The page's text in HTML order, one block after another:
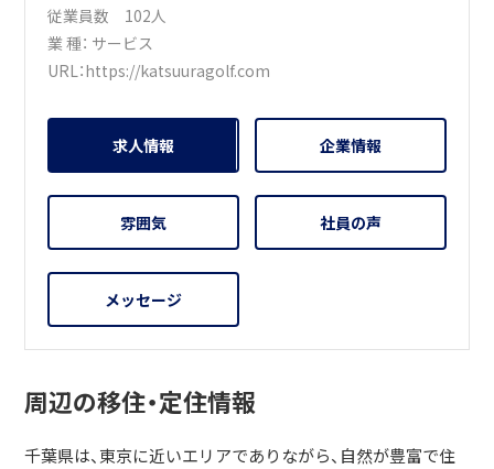
従業員数 102人
業 種： サービス
URL：https://katsuuragolf.com
求人情報 企業情報
雰囲気 社員の声
メッセージ
周辺の移住・定住情報
千葉県は、東京に近いエリアでありながら、自然が豊富で住